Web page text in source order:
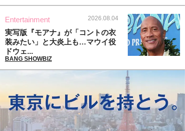
Entertainment 2026.08.04
実写版『モアナ』が「コントの衣
装みたい」と大炎上も…マウイ役
ドウェ...
BANG SHOWBIZ